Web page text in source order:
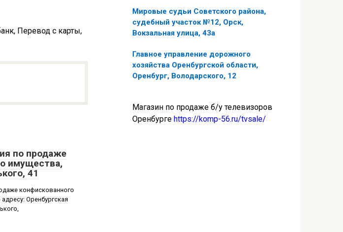
Перевод с карты,
по продаже
имущества,
41
конфискованного
Оренбургская
Мировые судьи Советского района,
судебный участок №12, Орск,
Вокзальная улица, 43а
Главное управление дорожного
хозяйства Оренбургской области,
Оренбург, Володарского, 12
Магазин по продаже б/у телевизоров
Оренбурге https://komp-56.ru/tvsale/